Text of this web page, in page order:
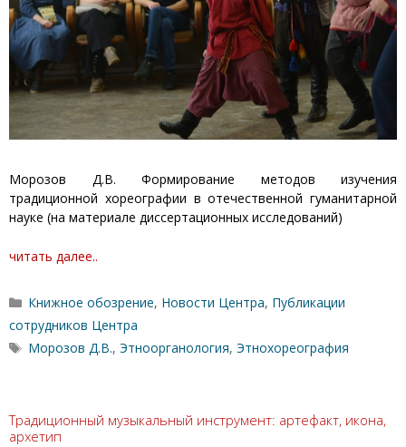
Морозов Д.В. Формирование методов изучения
традиционной хореографии в отечественной гуманитарной
науке (на материале диссертационных исследований)
читать далее..
Рубрики
Книжное обозрение, Новости Центра, Публикации
сотрудников Центра
Метки
Морозов Д.В.,Этноорганология,Этнохореография
Традиционный музыкальный инструмент: артефакт, икона,
архетип